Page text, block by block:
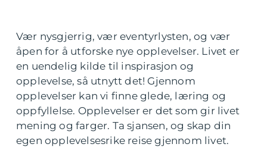
Vær nysgjerrig, vær eventyrlysten, og vær
åpen for å utforske nye opplevelser. Livet er
en uendelig kilde til inspirasjon og
opplevelse, så utnytt det! Gjennom
opplevelser kan vi finne glede, læring og
oppfyllelse. Opplevelser er det som gir livet
mening og farger. Ta sjansen, og skap din
egen opplevelsesrike reise gjennom livet.